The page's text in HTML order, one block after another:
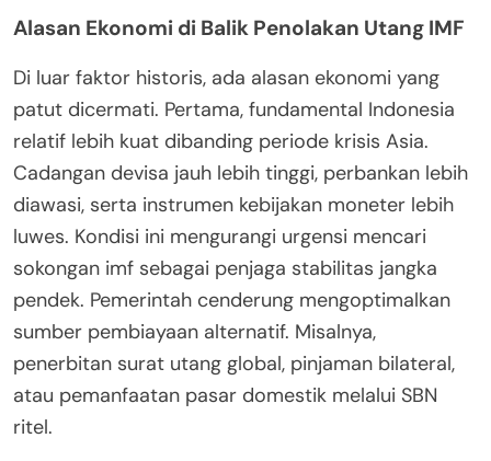
Alasan Ekonomi di Balik Penolakan Utang IMF
Di luar faktor historis, ada alasan ekonomi yang
patut dicermati. Pertama, fundamental Indonesia
relatif lebih kuat dibanding periode krisis Asia.
Cadangan devisa jauh lebih tinggi, perbankan lebih
diawasi, serta instrumen kebijakan moneter lebih
luwes. Kondisi ini mengurangi urgensi mencari
sokongan imf sebagai penjaga stabilitas jangka
pendek. Pemerintah cenderung mengoptimalkan
sumber pembiayaan alternatif. Misalnya,
penerbitan surat utang global, pinjaman bilateral,
atau pemanfaatan pasar domestik melalui SBN
ritel.